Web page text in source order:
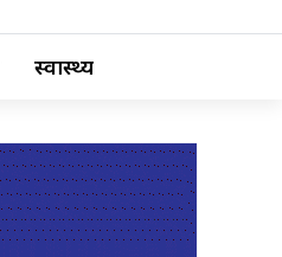
स्वास्थ्य